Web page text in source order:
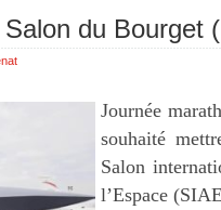
du Bourget
Journée
souhaité
Salon
l’Espace